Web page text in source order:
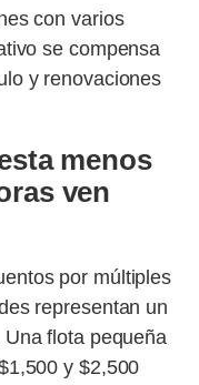
con varios
se compensa
y renovaciones
menos
ven
por múltiples
representan un
flota pequeña
y $2,500